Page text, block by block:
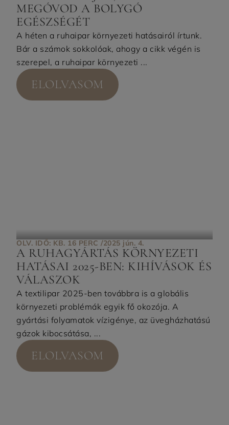
MEGÓVOD A BOLYGÓ
EGÉSZSÉGÉT
A héten a ruhaipar környezeti hatásairól írtunk.
Bár a számok sokkolóak, ahogy a cikk végén is
szerepel, a ruhaipar környezeti ...
ELOLVASOM
OLV. IDŐ: KB. 16 PERC /2025 jún. 4.
A RUHAGYÁRTÁS KÖRNYEZETI
HATÁSAI 2025-BEN: KIHÍVÁSOK ÉS
VÁLASZOK
A textilipar 2025-ben továbbra is a globális
környezeti problémák egyik fő okozója. A
gyártási folyamatok vízigénye, az üvegházhatású
gázok kibocsátása, ...
ELOLVASOM